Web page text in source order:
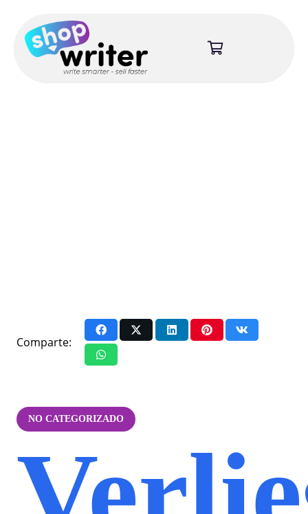
Comparte:
NO CATEGORIZADO